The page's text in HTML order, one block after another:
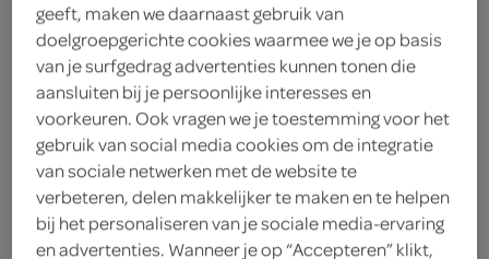
5.49 kies je SPAR
RAW Organic Food
zonnebloempitten
300 Gram
geeft, maken we daarnaast gebruik van
doelgroepgerichte cookies waarmee we je op basis
van je surfgedrag advertenties kunnen tonen die
aansluiten bij je persoonlijke interesses en
voorkeuren. Ook vragen we je toestemming voor het
gebruik van social media cookies om de integratie
van sociale netwerken met de website te
verbeteren, delen makkelijker te maken en te helpen
bij het personaliseren van je sociale media-ervaring
en advertenties. Wanneer je op “Accepteren” klikt,